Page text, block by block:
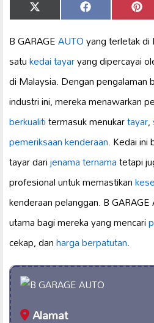
Share
on
X
(Twitter)
Share
on
Facebook on
B GARAGEAUTOyang terletak di
satukedai tayaryang dipercayai
di Malaysia. Dengan pengalaman
industri ini, mereka menawarkan
berkualititermasuk menukartayar,
pemeriksaan kenderaan. Kedai ini
tayar darijenama ternamatetapi
profesional untuk memastikan
kenderaan pelanggan. B
utama bagi mereka yang mencari
cekap, danharga berpatutan.
Alamat